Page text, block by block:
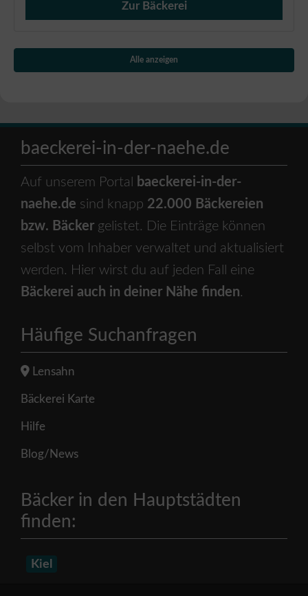
Verkauf von Brötchen,
Zur Bäckerei
Alle anzeigen
baeckerei-in-der-naehe.de
Auf unserem Portal
baeckerei-in-der-
naehe.de sind knapp 22.000 Bäckereien
bzw. Bäcker gelistet. Die Einträge können
selbst vom Inhaber verwaltet und aktualisiert
werden. Hier wirst du auf jeden Fall eine
Bäckerei auch in deiner Nähe finden.
Häufige Suchanfragen
Lensahn
Bäckerei Karte
Hilfe
Blog/News
Bäcker in den Hauptstädten
finden:
Kiel